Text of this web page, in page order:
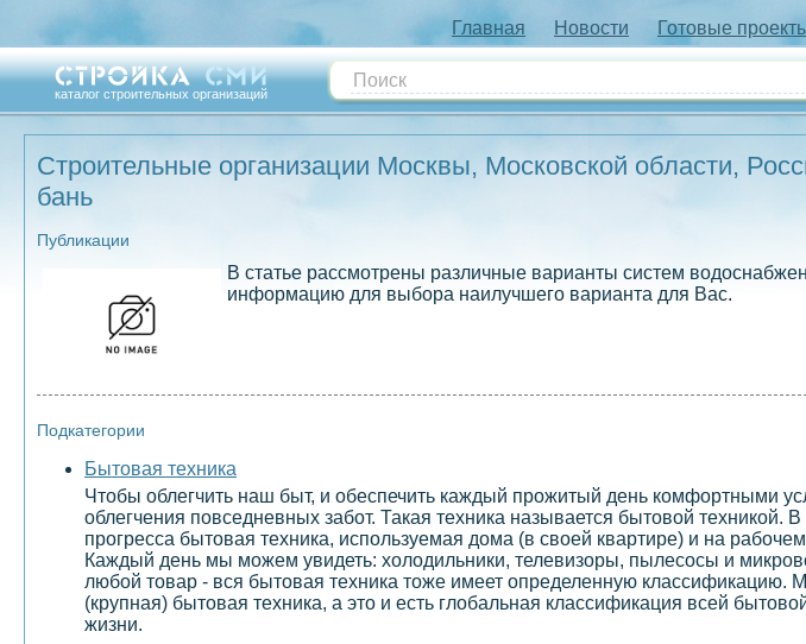
Главная Новости Готовые
каталог строительных организаций
Строительные организации Москвы, Московской области,
бань
Публикации
В статье рассмотрены различные варианты систем
информацию для выбора наилучшего варианта для Вас.
Подкатегории
Бытовая техника
Чтобы облегчить наш быт, и обеспечить каждый прожитый день комфортными
облегчения повседневных забот. Такая техника называется бытовой техникой.
прогресса бытовая техника, используемая дома (в своей квартире) и на
Каждый день мы можем увидеть: холодильники, телевизоры, пылесосы и
любой товар - вся бытовая техника тоже имеет определенную
(крупная) бытовая техника, а это и есть глобальная классификация всей
жизни.